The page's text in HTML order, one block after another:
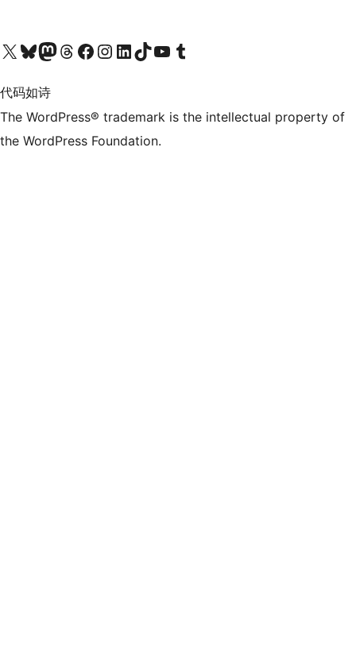
关注我们的 X（原 Twitter）账号访问我们的 Bluesky 账号关注我们的 Mastodon 账号访问我们的 Threads 账号 访问我们的 Facebook 公共主页关注我们的 Instagram 账号 关注我们的 LinkedIn 主页访问我们的 TikTok 账号访问我们的 YouTube 频道 访问我们的 Tumblr 账号
代码如诗
The WordPress® trademark is the intellectual property of
the WordPress Foundation.